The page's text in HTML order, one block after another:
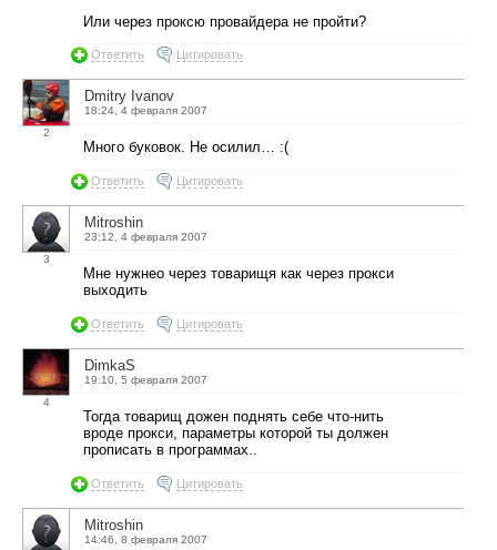
Или через проксю провайдера не пройти?
Ответить Цитировать
2
Dmitry Ivanov
18:24, 4 февраля 2007
Много буковок. Не осилил… :(
Ответить Цитировать
3
Mitroshin
23:12, 4 февраля 2007
Мне нужнео через товарищя как через прокси
выходить
Ответить Цитировать
4
DimkaS
19:10, 5 февраля 2007
Тогда товарищ дожен поднять себе что-нить
вроде прокси, параметры которой ты должен
прописать в программах..
Ответить Цитировать
Mitroshin
14:46, 8 февраля 2007